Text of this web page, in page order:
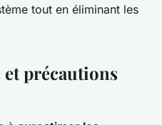
tout en éliminant les
précautions